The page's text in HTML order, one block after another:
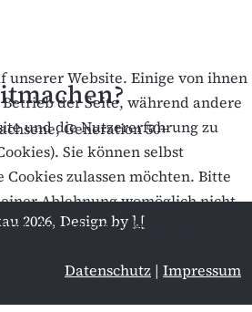
Generation 50+
2026, Design by].[
Datenschutz | Impressum
unserer Website. Einige von ihnen
der Seite, während andere
und die Nutzererfahrung zu
Sie können selbst
Cookies zulassen möchten. Bitte
Ablehnung womöglich nicht
der Seite zur Verfügung